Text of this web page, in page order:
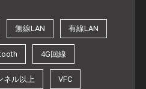
無線LAN 有線LAN
4G回線
ネル以上 VFC